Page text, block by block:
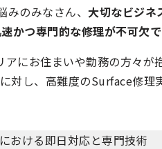
のみなさん、 大切なビジネ
かつ専門的な修理が不可欠
にお住まいや勤務の方々
し、高難度のSurface修理
おける即日対応と専門技術